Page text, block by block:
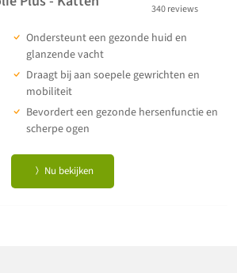
Gewaardeerd
gebaseerd
340
340 reviews
Ondersteunt een gezonde huid en
glanzende vacht
Draagt bij aan soepele gewrichten en
mobiliteit
Bevordert een gezonde hersenfunctie en
scherpe ogen
Nu bekijken